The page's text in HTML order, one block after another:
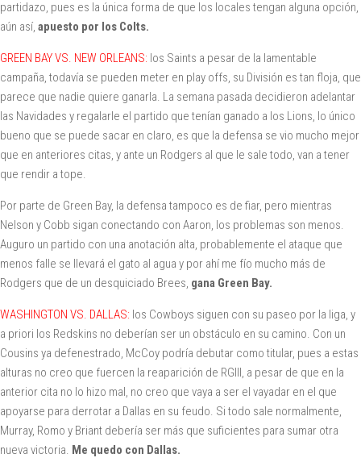
partidazo, pues es la única forma de que los locales tengan alguna opción,
aún así, apuesto por los Colts.
GREEN BAY VS. NEW ORLEANS: los Saints a pesar de la lamentable
campaña, todavía se pueden meter en play offs, su División es tan floja, que
parece que nadie quiere ganarla. La semana pasada decidieron adelantar
las Navidades y regalarle el partido que tenían ganado a los Lions, lo único
bueno que se puede sacar en claro, es que la defensa se vio mucho mejor
que en anteriores citas, y ante un Rodgers al que le sale todo, van a tener
que rendir a tope.
Por parte de Green Bay, la defensa tampoco es de fiar, pero mientras
Nelson y Cobb sigan conectando con Aaron, los problemas son menos.
Auguro un partido con una anotación alta, probablemente el ataque que
menos falle se llevará el gato al agua y por ahí me fío mucho más de
Rodgers que de un desquiciado Brees, gana Green Bay.
WASHINGTON VS. DALLAS: los Cowboys siguen con su paseo por la liga, y
a priori los Redskins no deberían ser un obstáculo en su camino. Con un
Cousins ya defenestrado, McCoy podría debutar como titular, pues a estas
alturas no creo que fuercen la reaparición de RGIII, a pesar de que en la
anterior cita no lo hizo mal, no creo que vaya a ser el vayadar en el que
apoyarse para derrotar a Dallas en su feudo. Si todo sale normalmente,
Murray, Romo y Briant debería ser más que suficientes para sumar otra
nueva victoria. Me quedo con Dallas.